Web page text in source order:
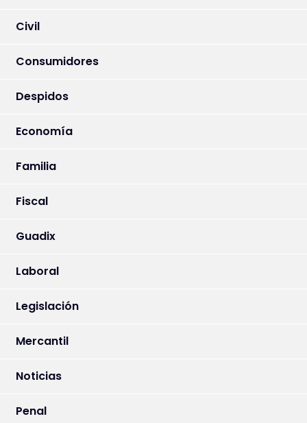
Civil
Consumidores
Despidos
Economía
Familia
Fiscal
Guadix
Laboral
Legislación
Mercantil
Noticias
Penal